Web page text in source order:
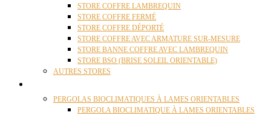
STORE COFFRE LAMBREQUIN
STORE COFFRE FERMÉ
STORE COFFRE DÉPORTÉ
STORE COFFRE AVEC ARMATURE SUR-MESURE
STORE BANNE COFFRE AVEC LAMBREQUIN
STORE BSO (BRISE SOLEIL ORIENTABLE)
AUTRES STORES
PERGOLAS BIOCLIMATIQUES À LAMES ORIENTABLES
PERGOLA BIOCLIMATIQUE À LAMES ORIENTABLES